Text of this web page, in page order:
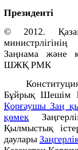
Президенті
© 2012.
Заңнама және
ШЖҚ РМК
Бұйрық Шешім
Қорғаушы Заң
қөмек
Қылмыстық
даулары